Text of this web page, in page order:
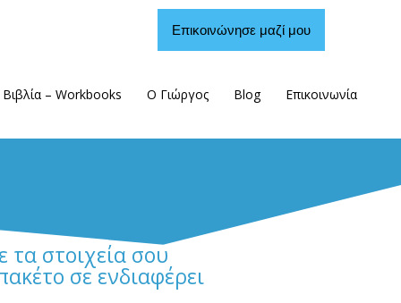
Επικοινώνησε μαζί μου
Βιβλία – Workbooks Ο Γιώργος Blog Επικοινωνία
στοιχεία σου
σε ενδιαφέρει